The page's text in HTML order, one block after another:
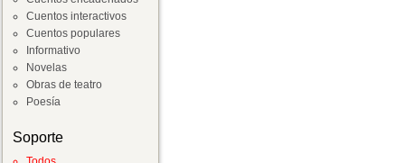
Cuentos interactivos
Cuentos populares
Informativo
Novelas
Obras de teatro
Poesía
Soporte